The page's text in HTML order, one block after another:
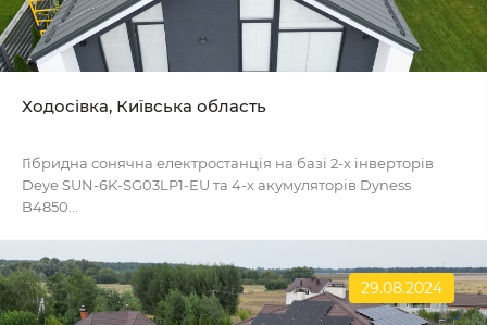
Ходосівка, Київська область
Гібридна сонячна електростанція на базі 2-х інверторів
Deye SUN-6K-SG03LP1-EU та 4-х акумуляторів Dyness
B4850...
29.08.2024